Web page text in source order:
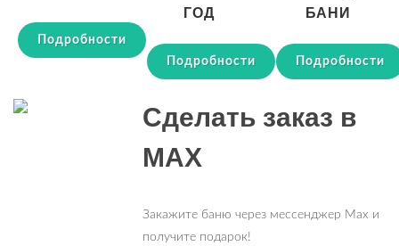
Подробности
ГОД
Подробности
БАНИ
Подробности
Сделать заказ в
MAX
Закажите баню через мессенджер Max и
получите подарок!